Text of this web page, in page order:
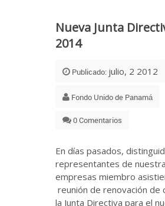
Nueva Junta
2014
Publicado: julio, 2 2012
Fondo Unido de Panamá
0 Comentarios
En días pasados,
representantes de
empresas miembro
reunión de renovación de
la Junta Directiva para el